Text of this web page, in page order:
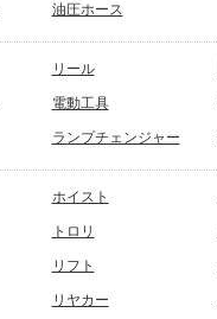
油圧ホース
リール
電動工具
ランプチェンジャー
ホイスト
トロリ
リフト
リヤカー